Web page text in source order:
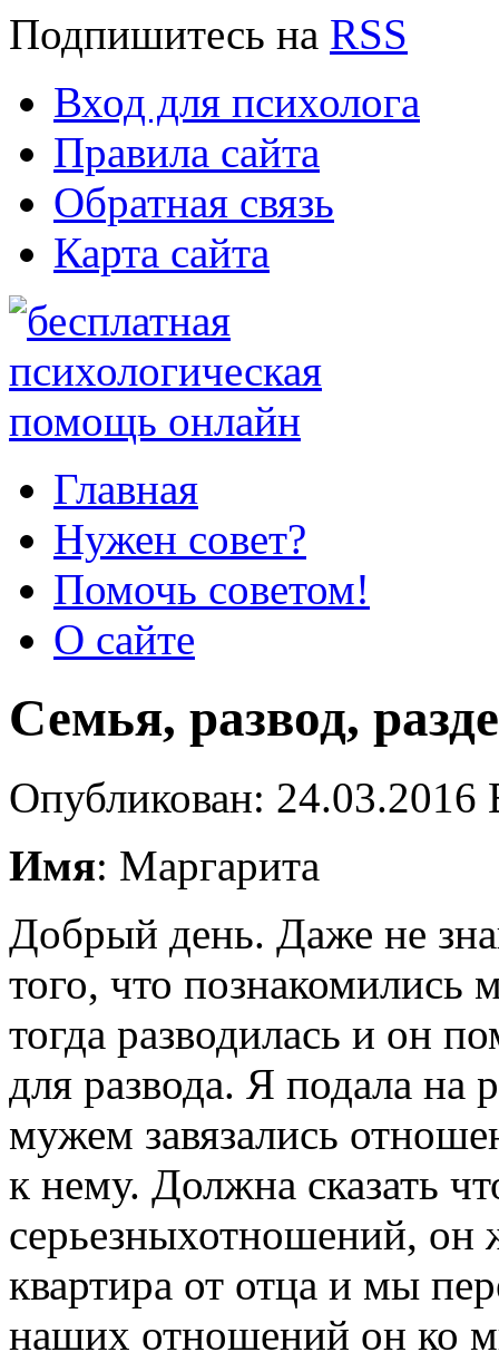
Подпишитесь на RSS
Вход для психолога
Правила сайта
Обратная связь
Карта сайта
Главная
Нужен совет?
Помочь советом!
О сайте
Семья, развод,
Опубликован:
Имя: Маргарита
Добрый день. Даже не
того, что
тогда разводилась и он
для развода. Я подала
мужем завязались
к нему. Должна сказать
серьезныхотношений, он
квартира от отца и мы
наших отношений он ко